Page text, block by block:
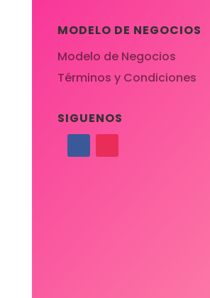
MODELO DE NEGOCIOS
Modelo de Negocios
Términos y Condiciones
SIGUENOS